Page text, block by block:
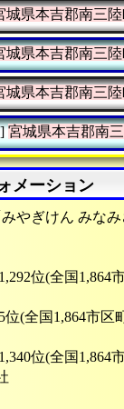
城県本吉郡南三
城県本吉郡南三
城県本吉郡南三
宮城県本吉郡南
メーション
やぎけん みなみ
位(全国1,864
位(全国1,864市区
位(全国1,864